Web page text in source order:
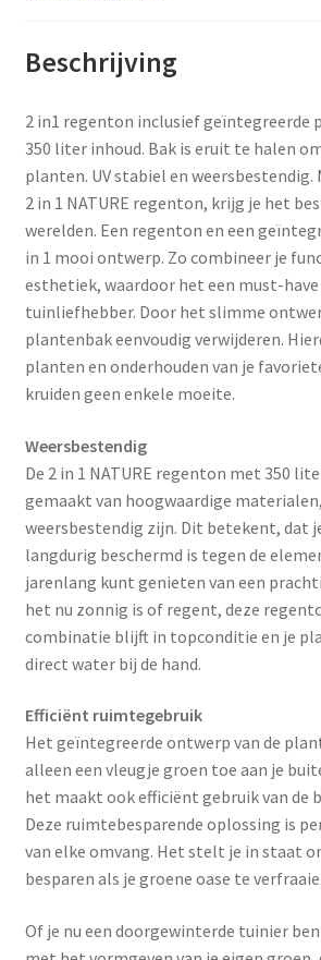
Beschrijving
2 in1 regenton inclusief geïntegreerde
350 liter inhoud. Bak is eruit te halen
planten. UV stabiel en weersbestendig.
2 in 1 NATURE regenton, krijg je het
werelden. Een regenton en een
in 1 mooi ontwerp. Zo combineer je
esthetiek, waardoor het een must-have
tuinliefhebber. Door het slimme
plantenbak eenvoudig verwijderen.
planten en onderhouden van je
kruiden geen enkele moeite.
Weersbestendig
De 2 in 1 NATURE regenton met 350
gemaakt van hoogwaardige
weersbestendig zijn. Dit betekent, dat
langdurig beschermd is tegen de
jarenlang kunt genieten van een
het nu zonnig is of regent, deze
combinatie blijft in topconditie en je
direct water bij de hand.
Efficiënt ruimtegebruik
Het geïntegreerde ontwerp van de
alleen een vleugje groen toe aan je
het maakt ook efficiënt gebruik van de
Deze ruimtebesparende oplossing is
van elke omvang. Het stelt je in staat
besparen als je groene oase te
Of je nu een doorgewinterde tuinier